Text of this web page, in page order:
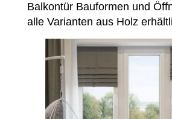
Balkontür Bauformen und
alle Varianten aus Holz